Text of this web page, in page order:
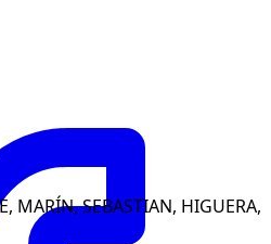
MARÍN, SEBASTIAN, HIGUERA,